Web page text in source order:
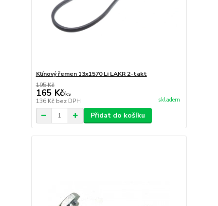
Klínový řemen 13x1570 Li LAKR 2-takt
195 Kč
165 Kč/ks
136 Kč bez DPH skladem
Přidat do košíku